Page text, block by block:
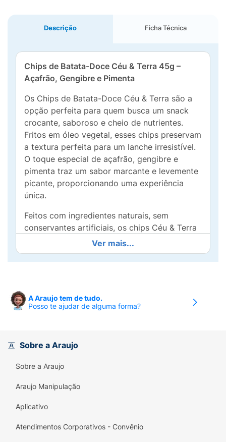
Descrição Ficha Técnica
Chips de Batata-Doce Céu & Terra 45g –
Açafrão, Gengibre e Pimenta
Os Chips de Batata-Doce Céu & Terra são a
opção perfeita para quem busca um snack
crocante, saboroso e cheio de nutrientes.
Fritos em óleo vegetal, esses chips preservam
a textura perfeita para um lanche irresistível.
O toque especial de açafrão, gengibre e
pimenta traz um sabor marcante e levemente
picante, proporcionando uma experiência
única.
Feitos com ingredientes naturais, sem
conservantes artificiais, os chips Céu & Terra
são ideais para momentos de pausa no dia a
dia, combinando praticidade e um sabor
surpreendente. Uma escolha perfeita para
Ver mais...
A Araujo tem de tudo.
Posso te ajudar de alguma forma?
Sobre a Araujo
Sobre a Araujo
Araujo Manipulação
Aplicativo
Atendimentos Corporativos - Convênio